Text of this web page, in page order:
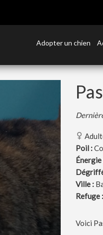
Adopter un chien
Poil :
Énergie
Ville :
Refuge :
Voici